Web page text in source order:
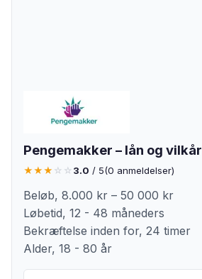
Pengemakker – lån og vilkår
★★★ ☆ ☆ 3.0 / 5(0 anmeldelser)
Beløb, 8.000 kr – 50 000 kr
Løbetid, 12 - 48 måneders
Bekræftelse inden for, 24 timer
Alder, 18 - 80 år